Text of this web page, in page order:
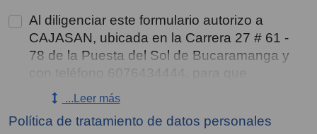
Al diligenciar este formulario autorizo a
CAJASAN, ubicada en la Carrera 27 # 61 -
78 de la Puesta del Sol de Bucaramanga y
con teléfono 6076434444, para que
recolecte, almacene, use, circule y/o
suprima mis datos personales y los de mis
representados, consignados en este medio
...Leer más
Política de tratamiento de datos personales